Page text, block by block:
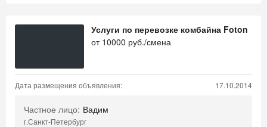
Услуги по перевозке комбайна Foton
от 10000 руб./смена
Дата размещения объявления: 17.10.2014
Частное лицо: Вадим
г.Санкт-Петербург